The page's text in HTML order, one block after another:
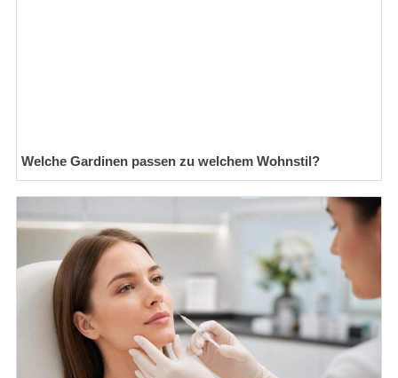
Welche Gardinen passen zu welchem Wohnstil?